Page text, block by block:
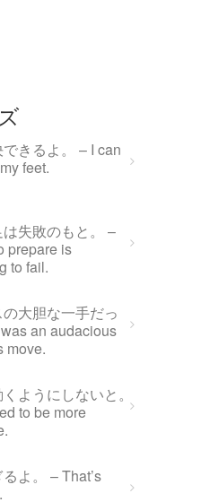
きるよ。 – I can
feet.
失敗のもと。 –
prepare is
to fail.
の大胆な一手だっ
an audacious
move.
ようにしないと。
to be more
よ。 – That’s